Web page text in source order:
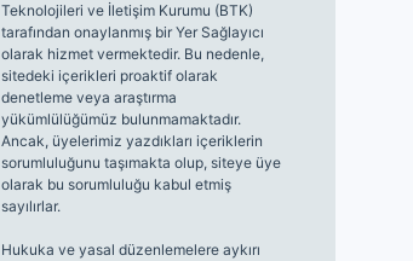
Teknolojileri ve İletişim Kurumu (BTK)
tarafından onaylanmış bir Yer Sağlayıcı
olarak hizmet vermektedir. Bu nedenle,
sitedeki içerikleri proaktif olarak
denetleme veya araştırma
yükümlülüğümüz bulunmamaktadır.
Ancak, üyelerimiz yazdıkları içeriklerin
sorumluluğunu taşımakta olup, siteye üye
olarak bu sorumluluğu kabul etmiş
sayılırlar.
Hukuka ve yasal düzenlemelere aykırı